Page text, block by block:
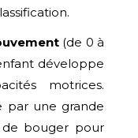
(de 0 à
développe
motrices.
par une grande
bouger pour